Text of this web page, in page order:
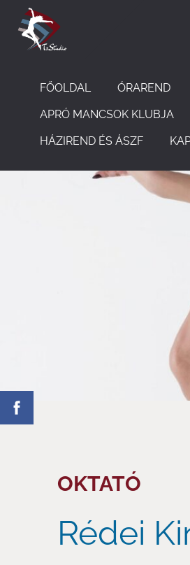
FŐOLDAL ÓRAREND
APRÓ MANCSOK KLUBJA
HÁZIREND ÉS ÁSZF
OKTATÓ
Rédei